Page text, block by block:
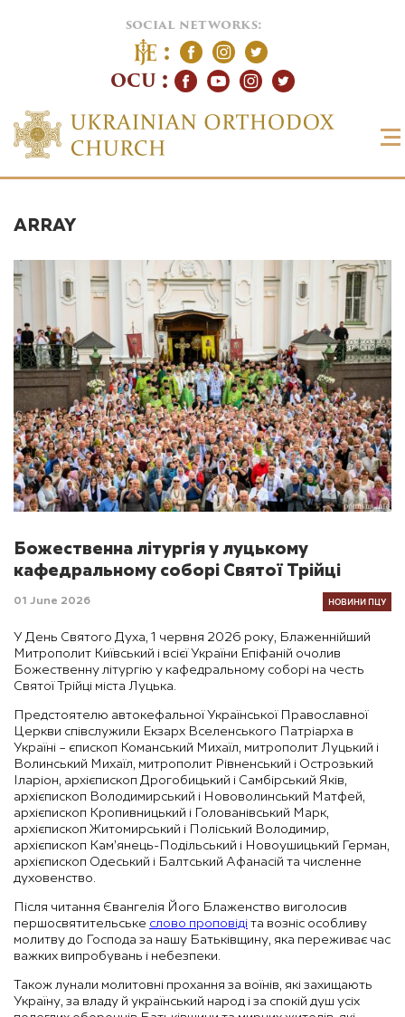
social networks:
OCU
ARRAY
Божественна літургія у луцькому
кафедральному соборі Святої Трійці
01 June 2026 НОВИНИ ПЦУ
У День Святого Духа, 1 червня 2026 року, Блаженнійший
Митрополит Київський і всієї України Епіфаній очолив
Божественну літургію у кафедральному соборі на честь
Святої Трійці міста Луцька.
Предстоятелю автокефальної Української Православної
Церкви співслужили Екзарх Вселенського Патріарха в
Україні – єпископ Команський Михаїл, митрополит Луцький і
Волинський Михаїл, митрополит Рівненський і Острозький
Іларіон, архієпископ Дрогобицький і Самбірський Яків,
архієпископ Володимирський і Нововолинський Матфей,
архієпископ Кропивницький і Голованівський Марк,
архієпископ Житомирський і Поліський Володимир,
архієпископ Кам’янець-Подільський і Новоушицький Герман,
архієпископ Одеський і Балтський Афанасій та численне
духовенство.
Після читання Євангелія Його Блаженство виголосив
першосвятительське слово проповіді та возніс особливу
молитву до Господа за нашу Батьківщину, яка переживає час
важких випробувань і небезпеки.
Також лунали молитовні прохання за воїнів, які захищають
Україну, за владу й український народ і за спокій душ усіх